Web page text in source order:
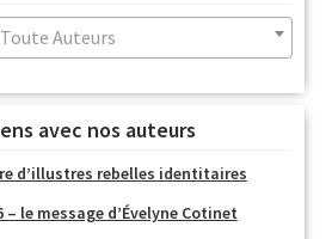
Toute Auteurs
avec nos auteurs
d’illustres rebelles identitaires
le message d’Évelyne Cotinet